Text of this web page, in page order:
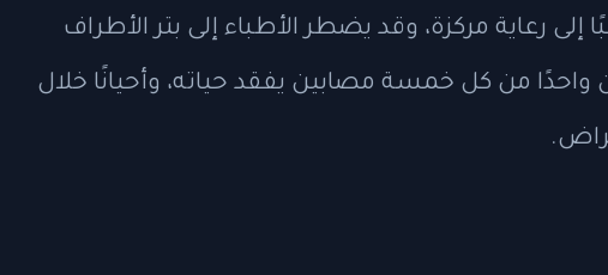
إلى رعاية مركزة، وقد يضطر الأطباء إلى بتر الأطراف
واحدًا من كل خمسة مصابين يفقد حياته، وأحيانًا خلال